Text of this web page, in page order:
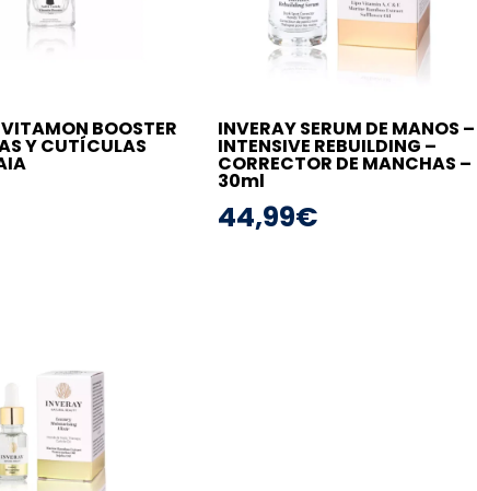
BOOSTER
Y CUTÍCULAS
INVERAY SERUM DE MANOS –
INTENSIVE REBUILDING –
CORRECTOR DE MANCHAS –
30ml
44,99€